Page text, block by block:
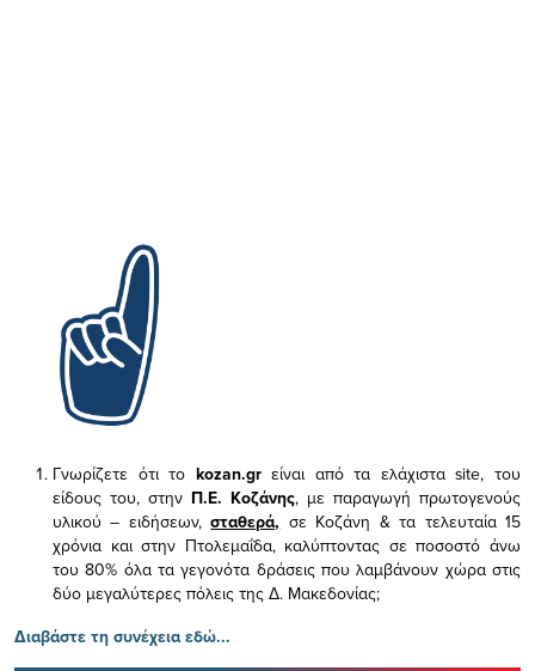
Γνωρίζετε ότι το kozan.gr είναι από τα ελάχισταsite, του
είδους του, στην Π.Ε. Κοζάνης, με παραγωγή πρωτογενούς
υλικού – ειδήσεων,σταθερά, σε Κοζάνη & τα τελευταία 15
χρόνια και στην Πτολεμαΐδα, καλύπτοντας σε ποσοστό άνω
του 80% όλα τα γεγονότα δράσεις που λαμβάνουν χώρα στις
δύο μεγαλύτερες πόλεις της Δ. Μακεδονίας;
Διαβάστε τη συνέχεια εδώ...